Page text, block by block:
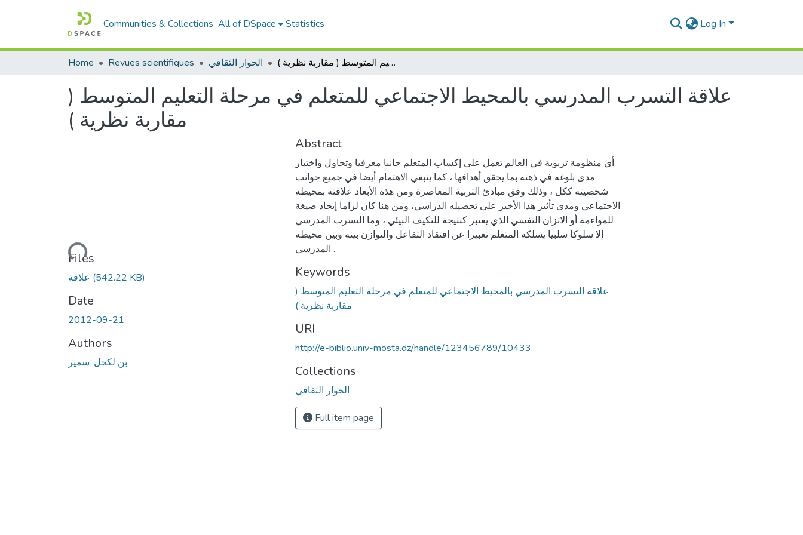
Communities & Collections All of DSpace Statistics Log In
Home Revues scientifiques الحوار الثقافي علاقة التسرب المدرسي بالمحيط الاجتماعي للمتعلم في مرحلة التعليم المتوسط ( مقاربة نظرية )
علاقة التسرب المدرسي بالمحيط الاجتماعي للمتعلم في مرحلة التعليم المتوسط (
مقاربة نظرية )
Loading...
Files
(542.22 KB)
Date
2012-09-21
Authors
بن لكحل, سمير
Abstract
أي منظومة تربوية في العالم تعمل على إكساب المتعلم جانبا معرفيا وتحاول واختبار
مدى بلوغه في ذهنه بما يحقق أهدافها ، كما ينبغي الاهتمام أيضا في جميع جوانب
شخصيته ككل ، وذلك وفق مبادئ التربية المعاصرة ومن هذه الأبعاد علاقته بمحيطه
الاجتماعي ومدى تأثير هذا الأخير على تحصيله الدراسي، ومن هنا كان لزاما إيجاد صيغة
للمواءمة أو الاتزان النفسي الذي يعتبر كنتيجة للتكيف البيئي ، وما التسرب المدرسي
إلا سلوكا سلبيا يسلكه المتعلم تعبيرا عن افتقاد التفاعل والتوازن بينه وبين محيطه
المدرسي .
Keywords
علاقة التسرب المدرسي بالمحيط الاجتماعي للمتعلم في مرحلة التعليم المتوسط (
مقاربة نظرية )
URI
http://e-biblio.univ-mosta.dz/handle/123456789/10433
Collections
الحوار الثقافي
Full item page